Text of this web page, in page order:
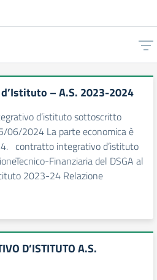
– A.S. 2023-2024
d’istituto sottoscritto
06/2024 La parte economica è
contratto integrativo d’istituto
Finanziaria del DSGA al
2023-24 Relazione
D’ISTITUTO A.S.